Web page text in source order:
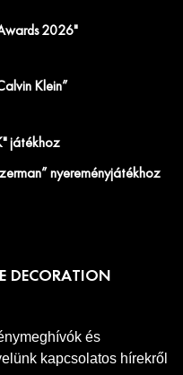
2026"
Klein”
játékhoz
nyereményjátékhoz
DECORATION
és
kapcsolatos hírekről